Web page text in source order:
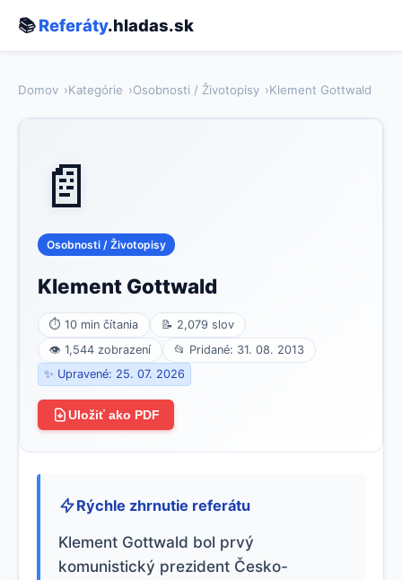
📚Referáty.hladas.sk
Domov Kategórie Osobnosti / Životopisy Klement Gottwald
📄
Osobnosti / Životopisy
Klement Gottwald
⏱ 10 min čítania
📝 2,079 slov
👁 1,544 zobrazení
📂 Pridané: 31. 08. 2013
✨ Upravené: 25. 07. 2026
Uložiť ako PDF
Rýchle zhrnutie referátu
Klement Gottwald bol prvý
komunistický prezident Česko-